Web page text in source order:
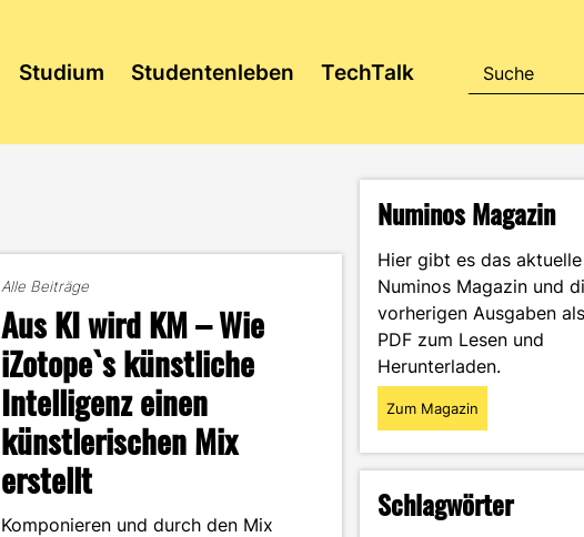
Studium Studentenleben TechTalk
Alle Beiträge
Aus KI wird KM – Wie
iZotope`s künstliche
Intelligenz einen
künstlerischen Mix
erstellt
Komponieren und durch den Mix
Numinos Magazin
Hier gibt es das aktuelle
Numinos Magazin und
vorherigen Ausgaben als
PDF zum Lesen und
Herunterladen.
Zum Magazin
Schlagwörter